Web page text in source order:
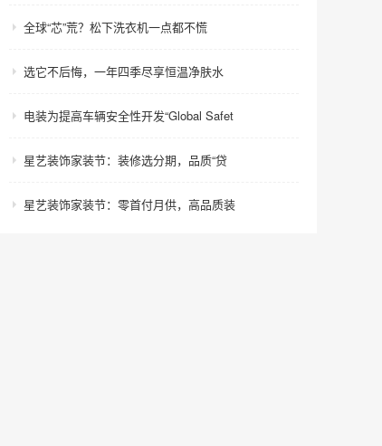
全球“芯”荒？松下洗衣机一点都不慌
选它不后悔，一年四季尽享恒温净肤水
电装为提高车辆安全性开发“Global Safet
星艺装饰家装节：装修选分期，品质“贷
星艺装饰家装节：零首付月供，高品质装